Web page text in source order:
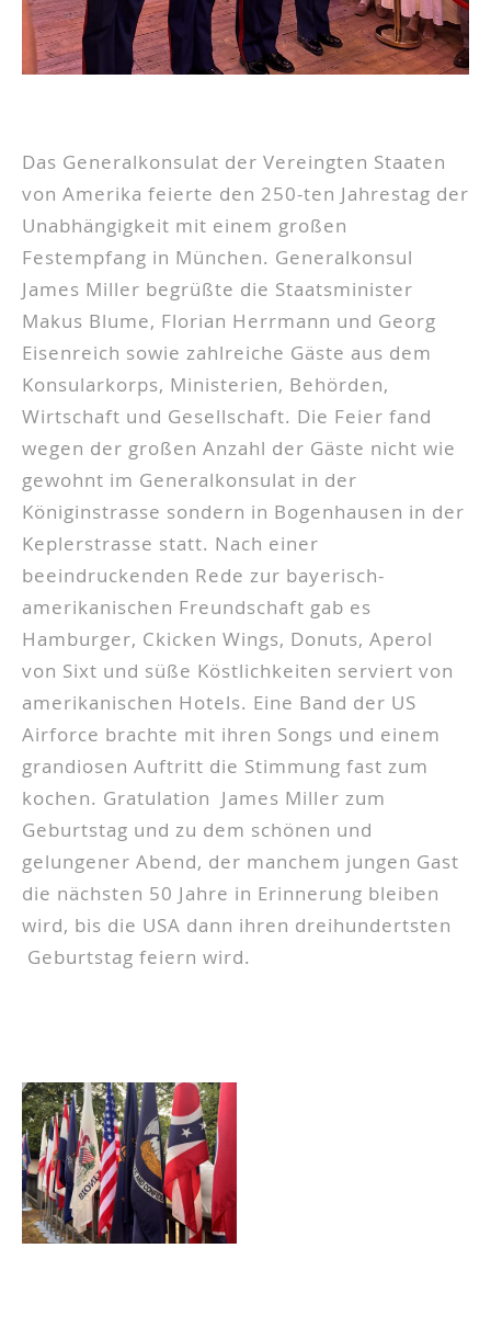
Das Generalkonsulat der Vereingten Staaten
von Amerika feierte den 250-ten Jahrestag der
Unabhängigkeit mit einem großen
Festempfang in München. Generalkonsul
James Miller begrüßte die Staatsminister
Makus Blume, Florian Herrmann und Georg
Eisenreich sowie zahlreiche Gäste aus dem
Konsularkorps, Ministerien, Behörden,
Wirtschaft und Gesellschaft. Die Feier fand
wegen der großen Anzahl der Gäste nicht wie
gewohnt im Generalkonsulat in der
Königinstrasse sondern in Bogenhausen in der
Keplerstrasse statt. Nach einer
beeindruckenden Rede zur bayerisch-
amerikanischen Freundschaft gab es
Hamburger, Ckicken Wings, Donuts, Aperol
von Sixt und süße Köstlichkeiten serviert von
amerikanischen Hotels. Eine Band der US
Airforce brachte mit ihren Songs und einem
grandiosen Auftritt die Stimmung fast zum
kochen. Gratulation James Miller zum
Geburtstag und zu dem schönen und
gelungener Abend, der manchem jungen Gast
die nächsten 50 Jahre in Erinnerung bleiben
wird, bis die USA dann ihren dreihundertsten
Geburtstag feiern wird.